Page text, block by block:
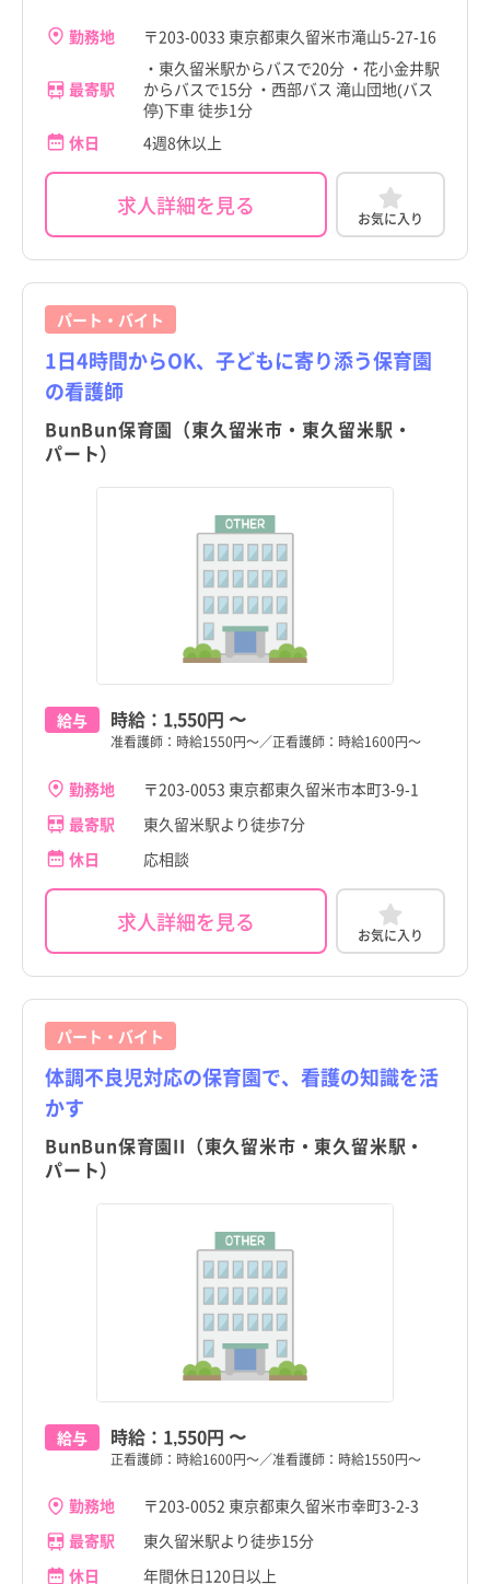
勤務地 〒203-0033 東京都東久留米市滝山5-27-16
最寄駅
・東久留米駅からバスで20分 ・花小金井駅
からバスで15分 ・西部バス 滝山団地(バス
停)下車 徒歩1分
休日
4週8休以上
求人詳細を見る お気に入り
パート・バイト
1日4時間からOK、子どもに寄り添う保育園
の看護師
BunBun保育園（東久留米市・東久留米駅・
パート）
給与 時給： 1,550円 〜
准看護師：時給1550円～／正看護師：時給1600円～
勤務地
〒203-0053 東京都東久留米市本町3-9-1
最寄駅
東久留米駅より徒歩7分
休日
応相談
求人詳細を見る お気に入り
パート・バイト
体調不良児対応の保育園で、看護の知識を活
かす
BunBun保育園II（東久留米市・東久留米駅・
パート）
給与 時給： 1,550円 〜
正看護師：時給1600円～／准看護師：時給1550円～
勤務地
〒203-0052 東京都東久留米市幸町3-2-3
最寄駅
東久留米駅より徒歩15分
休日
年間休日120日以上